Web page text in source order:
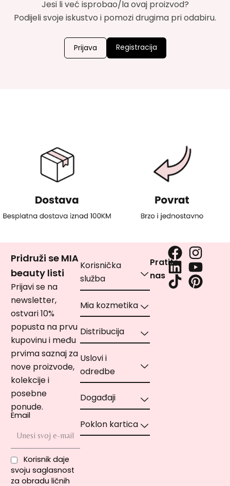
Jesi li već isprobao/la ovaj proizvod?
Podijeli svoje iskustvo i pomozi drugima pri odabiru.
Prijava Registracija
Pridruži se MIA
beauty listi
Prijavi se na
newsletter,
ostvari 10%
popusta na prvu
kupovinu i među
prvima saznaj za
nove proizvode,
kolekcije i
posebne
ponude.
Email
Korisnik daje
svoju saglasnost
za obradu ličnih
Korisnička
služba
Mia kozmetika
Distribucija
Uslovi i
odredbe
Događaji
Poklon kartica
Pratite
nas